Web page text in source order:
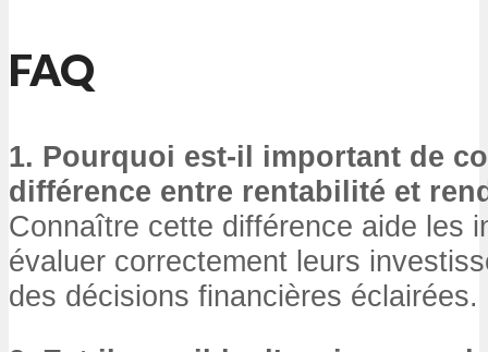
FAQ
1. Pourquoi est-il important de
différence entre rentabilité et
Connaître cette différence aide les
évaluer correctement leurs
des décisions financières éclairées.